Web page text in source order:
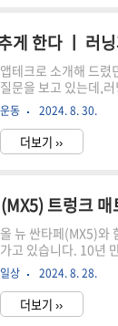
크카드 이벤트를 통해
문하고 왔습니다. 어
릴테니 방문하실 분들
니다.하리보 체크카
혜택은 아래와 같습니
50% 할인2. MD샵 방
공3. MD샵에서 결제 ..
게 한다 ㅣ 러
앱테크로 소개해 드
질문을 보고 있는데,
이 있어 흥미롭게 봤었
을 즐겨하는데 과연 이
였습니다. 커뮤니티에
니 하고 있던 차에,유
불안과 걱정이 줄어든
뇌는 몸이 다른 불필요
닝에만 집중할 수 있
러닝을 하게 되면 스
기고 우울, 불안 증상
다. 집중력 강화가 필
이런저런 생각들도 머
운동 2024. 8. 30.
더보기 ››
올 뉴 싼타페(MX5)와
가고 있습니다. 10년
고,가을이 되면 가족들
어서 트렁크 매트를 설
반대부터 20만원대 제
을 두고 고민은 많이
일상 2024. 8. 28.
더보기 ››